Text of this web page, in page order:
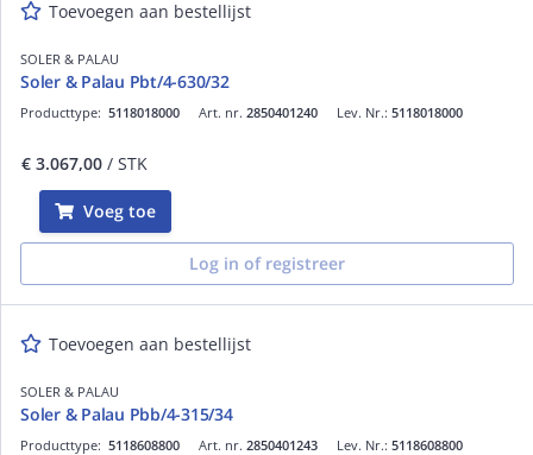
Toevoegen aan bestellijst
SOLER & PALAU
Soler & Palau Pbt/4-630/32
Art. nr. 2850401240
Producttype: 5118018000 Lev. Nr.: 5118018000
€ 3.067,00 / STK
Voeg toe
Log in of registreer
Toevoegen aan bestellijst
SOLER & PALAU
Soler & Palau Pbb/4-315/34
Art. nr. 2850401243
Producttype: 5118608800 Lev. Nr.: 5118608800